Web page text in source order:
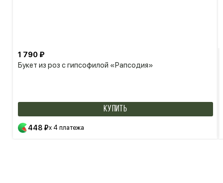
Букет из роз с гипсофилой «Рапсодия»
1 790 ₽
КУПИТЬ
448 ₽x 4 платежа